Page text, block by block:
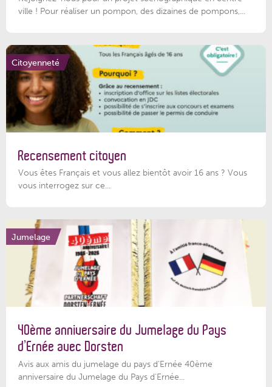
ville ! Pour réaliser un pompon, des dizaines de pompons,...
Citoyenneté
Recensement citoyen
Vous êtes Français et vous allez bientôt avoir 16 ans ? Vous
vous interrogez sur ce...
Jumelage
40ème anniversaire du Jumelage du Pays
d’Ernée avec Dorsten
Avis aux amis du jumelage du pays d'Ernée 40ème
anniversaire du Jumelage du Pays d'Ernée...